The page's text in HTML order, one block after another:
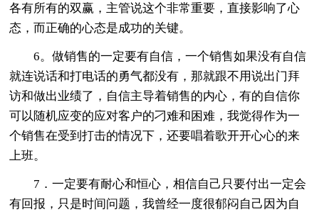
各有所有的双赢，主管说这个非常重要，直接影响了心
态，而正确的心态是成功的关键。
6。做销售的一定要有自信，一个销售如果没有自信
就连说话和打电话的勇气都没有，那就跟不用说出门拜
访和做出业绩了，自信主导着销售的内心，有的自信你
可以随机应变的应对客户的刁难和困难，我觉得作为一
个销售在受到打击的情况下，还要唱着歌开开心心的来
上班。
7．一定要有耐心和恒心，相信自己只要付出一定会
有回报，只是时间问题，我曾经一度很郁闷自己因为自